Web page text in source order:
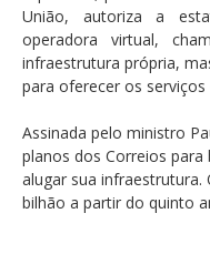
União, autoriza a
operadora virtual,
infraestrutura própria,
para oferecer os
Assinada pelo ministro
planos dos Correios
alugar sua infraestrutura.
bilhão a partir do quinto